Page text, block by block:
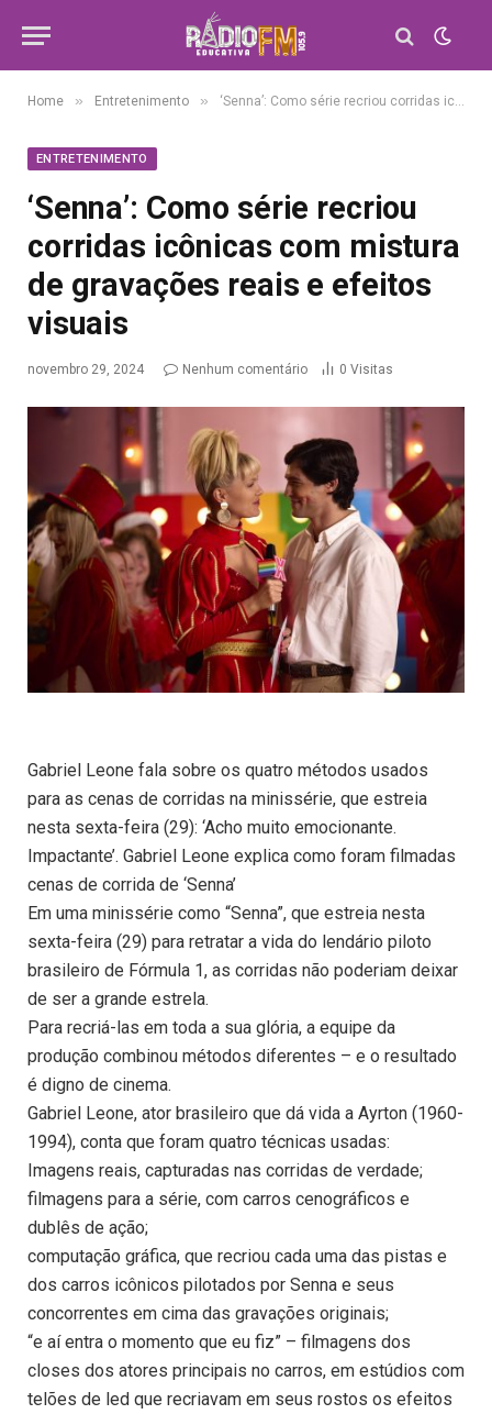
Home » Entretenimento » ‘Senna’: Como série recriou corridas icônicas com mistura de gravações reais e efeitos visuais
ENTRETENIMENTO
‘Senna’: Como série recriou
corridas icônicas com mistura
de gravações reais e efeitos
visuais
novembro 29, 2024 Nenhum comentário 0 Visitas
Gabriel Leone fala sobre os quatro métodos usados
para as cenas de corridas na minissérie, que estreia
nesta sexta-feira (29): ‘Acho muito emocionante.
Impactante’. Gabriel Leone explica como foram filmadas
cenas de corrida de ‘Senna’
Em uma minissérie como “Senna”, que estreia nesta
sexta-feira (29) para retratar a vida do lendário piloto
brasileiro de Fórmula 1, as corridas não poderiam deixar
de ser a grande estrela.
Para recriá-las em toda a sua glória, a equipe da
produção combinou métodos diferentes – e o resultado
é digno de cinema.
Gabriel Leone, ator brasileiro que dá vida a Ayrton (1960-
1994), conta que foram quatro técnicas usadas:
Imagens reais, capturadas nas corridas de verdade;
filmagens para a série, com carros cenográficos e
dublês de ação;
computação gráfica, que recriou cada uma das pistas e
dos carros icônicos pilotados por Senna e seus
concorrentes em cima das gravações originais;
“e aí entra o momento que eu fiz” – filmagens dos
closes dos atores principais no carros, em estúdios com
telões de led que recriavam em seus rostos os efeitos